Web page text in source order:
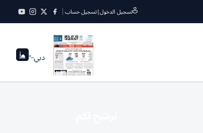
تسجيل الدخول|تسجيل حساب
دبي--°